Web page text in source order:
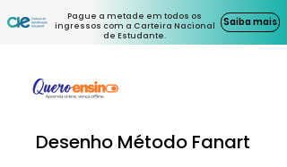
Pague a metade em todos os
ingressos com a Carteira Nacional
de Estudante.
Saiba mais
Desenho Método Fanart